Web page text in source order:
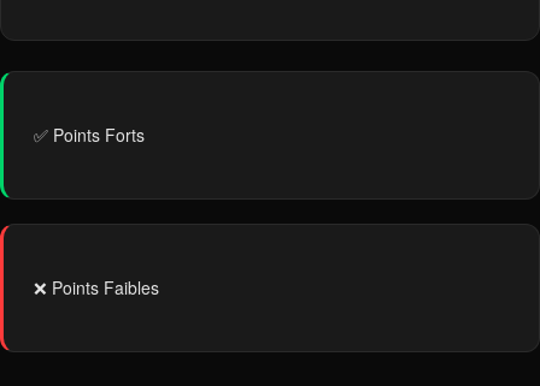
✅ Points Forts
❌ Points Faibles